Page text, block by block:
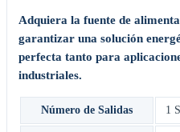
Adquiera la fuente de
garantizar una solución
perfecta tanto para
industriales.
Número de Salidas 1